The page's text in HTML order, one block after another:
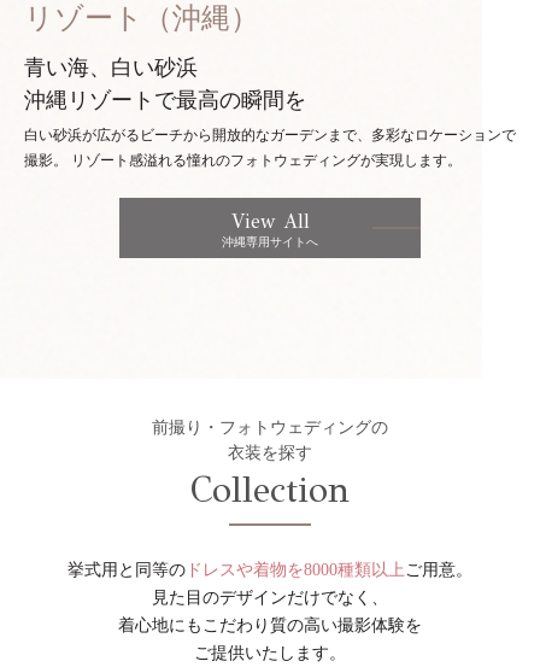
リゾート（沖縄）
青い海、白い砂浜
沖縄リゾートで最高の瞬間を
白い砂浜が広がるビーチから開放的なガーデンまで、多彩なロケーションで
撮影。
リゾート感溢れる憧れのフォトウェディングが実現します。
View All
沖縄専用サイトへ
前撮り・フォトウェディングの
衣装を探す
Collection
挙式用と同等の ドレスや着物を8000種類以上 ご用意。
見た目のデザインだけでなく、
着心地にもこだわり質の高い撮影体験を
ご提供いたします。